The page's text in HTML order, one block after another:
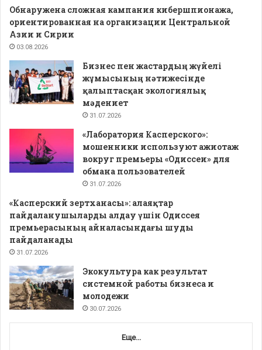
Обнаружена сложная кампания кибершпионажа,
ориентированная на организации Центральной
Азии и Сирии
03.08.2026
Бизнес пен жастардың жүйелі
жұмысының нәтижесінде
қалыптасқан экологиялық
мәдениет
31.07.2026
«Лаборатория Касперского»:
мошенники используют ажиотаж
вокруг премьеры «Одиссеи» для
обмана пользователей
31.07.2026
«Касперский зертханасы»: алаяқтар
пайдаланушыларды алдау үшін Одиссея
премьерасының айналасындағы шуды
пайдаланады
31.07.2026
Экокультура как результат
системной работы бизнеса и
молодежи
30.07.2026
Еще...